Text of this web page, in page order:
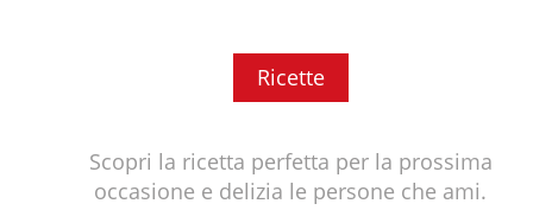
Ricette
Scopri la ricetta perfetta per la prossima
occasione e delizia le persone che ami.